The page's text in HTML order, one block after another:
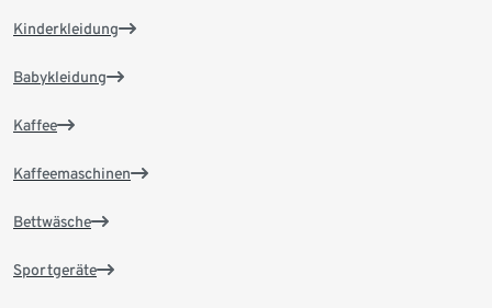
Kinderkleidung
Babykleidung
Kaffee
Kaffeemaschinen
Bettwäsche
Sportgeräte